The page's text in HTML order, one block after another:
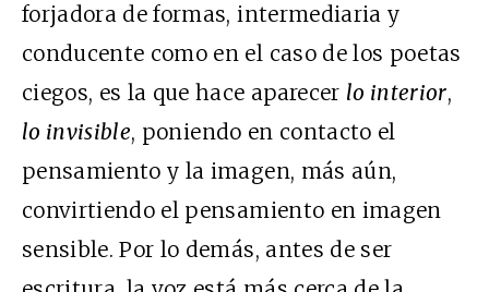
forjadora de formas, intermediaria y
conducente como en el caso de los poetas
ciegos, es la que hace aparecer lo interior,
lo invisible, poniendo en contacto el
pensamiento y la imagen, más aún,
convirtiendo el pensamiento en imagen
sensible. Por lo demás, antes de ser